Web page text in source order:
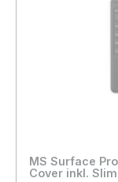
MS Surface
Cover inkl.